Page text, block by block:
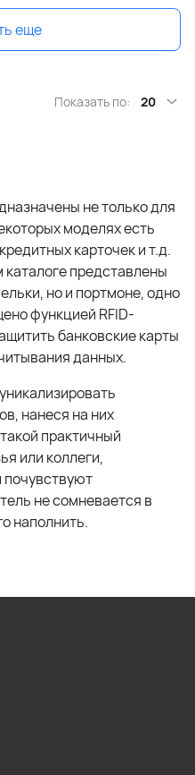
еще
Показать по: 20
не только для
моделях есть
карточек и т.д.
представлены
но и портмоне, одно
функцией RFID-
банковские карты
данных.
нанеся на них
практичный
или коллеги,
почувствуют
не сомневается в
наполнить.